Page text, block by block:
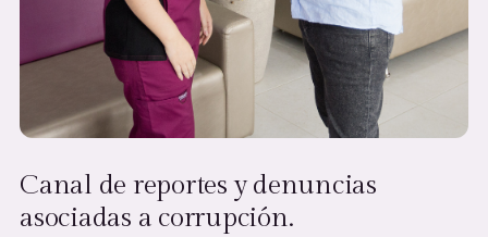
Canal de reportes y denuncias
asociadas a corrupción.